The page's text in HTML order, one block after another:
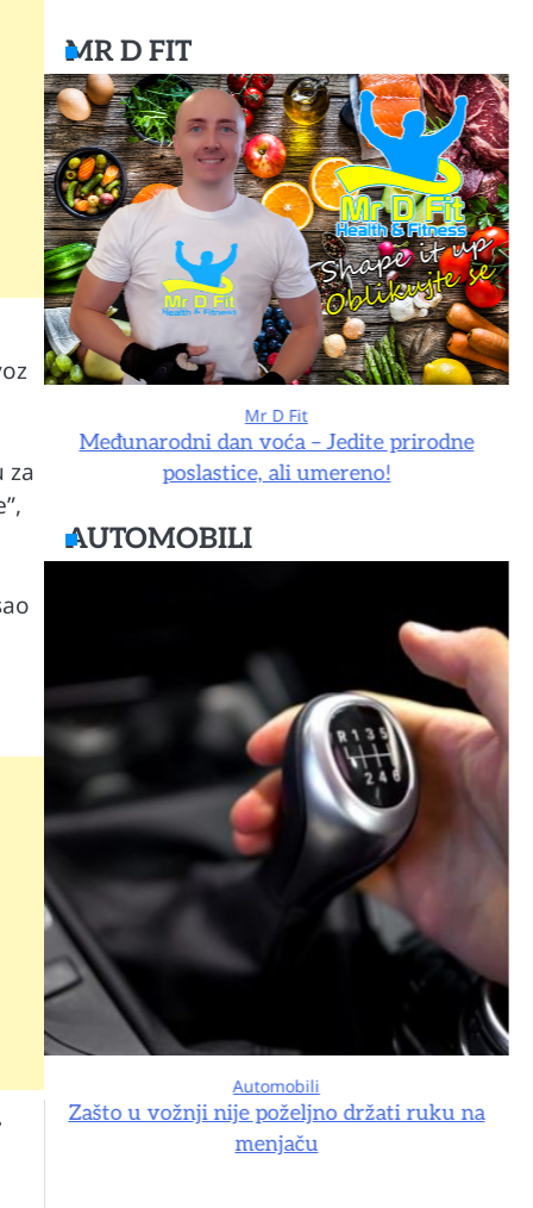
za
MR D FIT
Mr D Fit
Međunarodni dan voća – Jedite prirodne
poslastice, ali umereno!
AUTOMOBILI
Automobili
Zašto u vožnji nije poželjno držati ruku na
menjaču